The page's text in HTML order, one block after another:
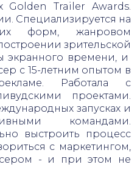
Golden Trailer Awards.
Специализируется на
форм, жанровом
зрительской
экранного времени, и
с 15-летним опытом в
Работала с
проектами.
запусках и
командами.
выстроить процесс
с маркетингом,
- и при этом не